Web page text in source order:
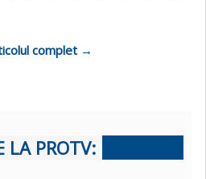
complet →
LA PROTV: